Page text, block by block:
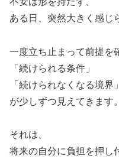
ある日、突然大きく感じ
一度立ち止まって前提を
「続けられる条件」
「続けられなくなる境界」
が少しずつ見えてきます。
それは、
将来の自分に負担を押し